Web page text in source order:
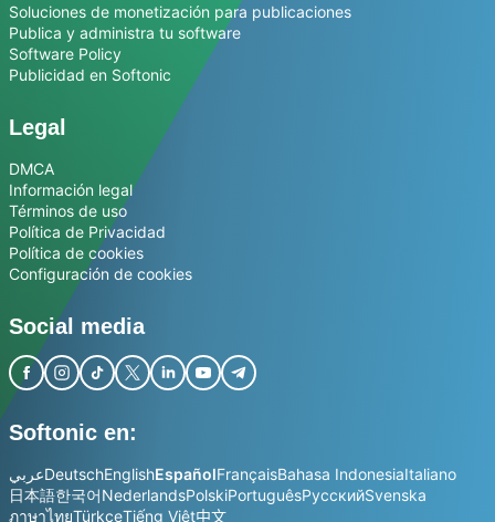
Soluciones de monetización para publicaciones
Publica y administra tu software
Software Policy
Publicidad en Softonic
Legal
DMCA
Información legal
Términos de uso
Política de Privacidad
Política de cookies
Configuración de cookies
Social media
Softonic en:
عربيDeutschEnglishEspañolFrançaisBahasa IndonesiaItaliano
日本語한국어NederlandsPolskiPortuguêsРусскийSvenska
ภาษาไทยTürkçeTiếng Việt中文